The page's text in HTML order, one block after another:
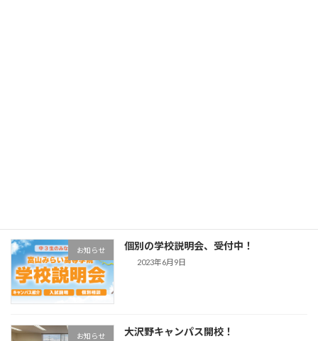
お知らせ 個別の学校説明会、受付中！
2023年6月9日
お知らせ 大沢野キャンパス開校！